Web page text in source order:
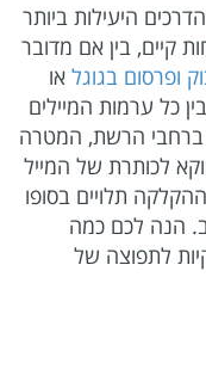
היעילות ביותר
קיים, בין אם מדובר
ופרסום בגוגל או
כל ערמות המיילים
ברחבי הרשת, המטרה
לכותרת של המייל
תלויים בסופו
הנה לכם כמה
לתפוצה של